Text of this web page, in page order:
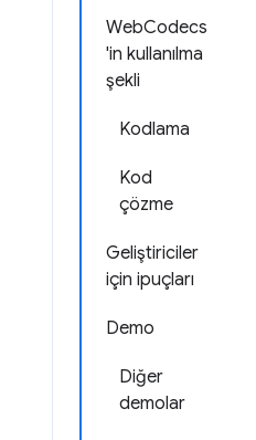
WebCodecs
'in kullanılma
şekli
Kodlama
Kod
çözme
Geliştiriciler
için ipuçları
Demo
Diğer
demolar